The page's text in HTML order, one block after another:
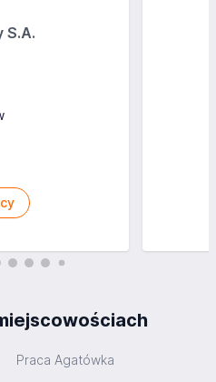
S.A.
Praca Agatówka